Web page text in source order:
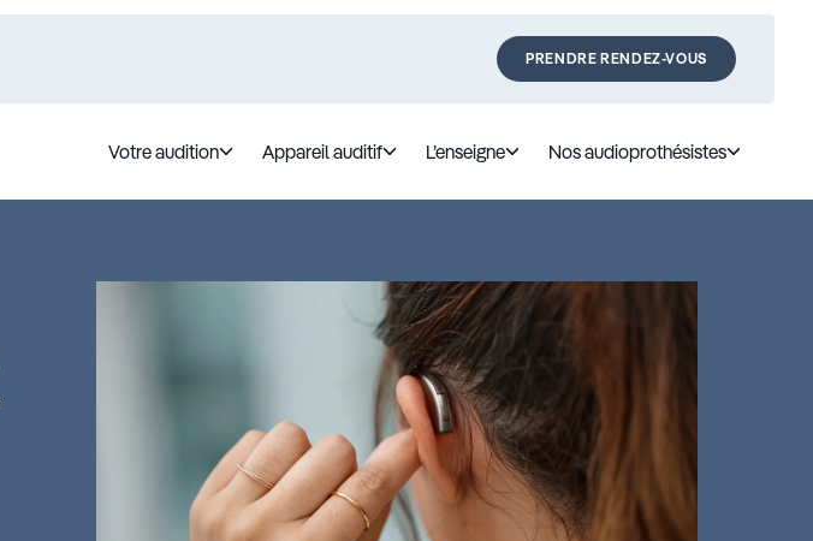
PRENDRE RENDEZ-VOUS
Votre audition Appareil auditif L’enseigne Nos audioprothésistes